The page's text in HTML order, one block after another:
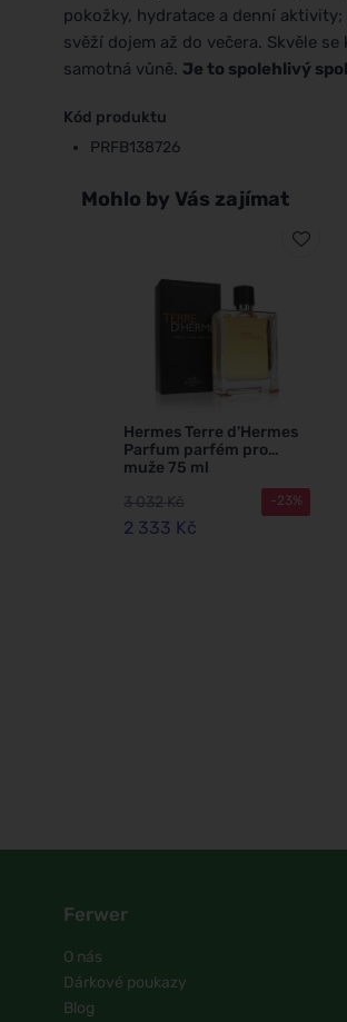
pokožky, hydratace a denní
svěží dojem až do večera. Skvěle
samotná vůně. Je to spolehlivý
Kód produktu
PRFB138726
Mohlo by Vás zajímat
Hermes Terre d'Hermes
Parfum parfém pro
muže 75 ml
3 032 Kč
2 333 Kč
-23%
Ferwer
O nás
Dárkové poukazy
Blog